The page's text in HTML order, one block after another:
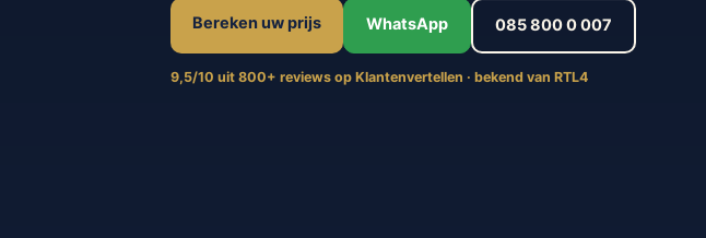
Bereken uw prijs WhatsApp 085 800 0 007
9,5/10 uit 800+ reviews op Klantenvertellen · bekend van RTL4